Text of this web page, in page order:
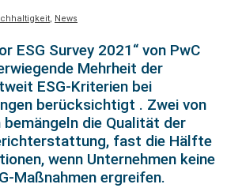
, News
ESG Survey 2021“ von PwC
Mehrheit der
ESG-Kriterien bei
berücksichtigt . Zwei von
die Qualität der
fast die Hälfte
wenn Unternehmen keine
Maßnahmen ergreifen.